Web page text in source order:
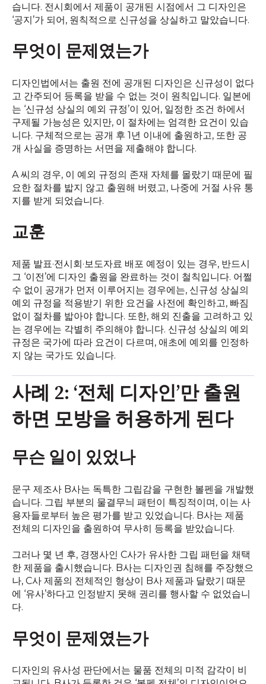
습니다. 전시회에서 제품이 공개된 시점에서 그 디자인은
‘공지’가 되어, 원칙적으로 신규성을 상실하고 말았습니다.
무엇이 문제였는가
디자인법에서는 출원 전에 공개된 디자인은 신규성이 없다
고 간주되어 등록을 받을 수 없는 것이 원칙입니다. 일본에
는 ‘신규성 상실의 예외 규정’이 있어, 일정한 조건 하에서
구제될 가능성은 있지만, 이 절차에는 엄격한 요건이 있습
니다. 구체적으로는 공개 후 1년 이내에 출원하고, 또한 공
개 사실을 증명하는 서면을 제출해야 합니다.
A 씨의 경우, 이 예외 규정의 존재 자체를 몰랐기 때문에 필
요한 절차를 밟지 않고 출원해 버렸고, 나중에 거절 사유 통
지를 받게 되었습니다.
교훈
제품 발표·전시회·보도자료 배포 예정이 있는 경우, 반드시
그 ‘이전’에 디자인 출원을 완료하는 것이 철칙입니다. 어쩔
수 없이 공개가 먼저 이루어지는 경우에는, 신규성 상실의
예외 규정을 적용받기 위한 요건을 사전에 확인하고, 빠짐
없이 절차를 밟아야 합니다. 또한, 해외 진출을 고려하고 있
는 경우에는 각별히 주의해야 합니다. 신규성 상실의 예외
규정은 국가에 따라 요건이 다르며, 애초에 예외를 인정하
지 않는 국가도 있습니다.
사례 2: ‘전체 디자인’만 출원
하면 모방을 허용하게 된다
무슨 일이 있었나
문구 제조사 B사는 독특한 그립감을 구현한 볼펜을 개발했
습니다. 그립 부분의 물결무늬 패턴이 특징적이며, 이는 사
용자들로부터 높은 평가를 받고 있었습니다. B사는 제품
전체의 디자인을 출원하여 무사히 등록을 받았습니다.
그러나 몇 년 후, 경쟁사인 C사가 유사한 그립 패턴을 채택
한 제품을 출시했습니다. B사는 디자인권 침해를 주장했으
나, C사 제품의 전체적인 형상이 B사 제품과 달랐기 때문
에 ‘유사’하다고 인정받지 못해 권리를 행사할 수 없었습니
다.
무엇이 문제였는가
디자인의 유사성 판단에서는 물품 전체의 미적 감각이 비